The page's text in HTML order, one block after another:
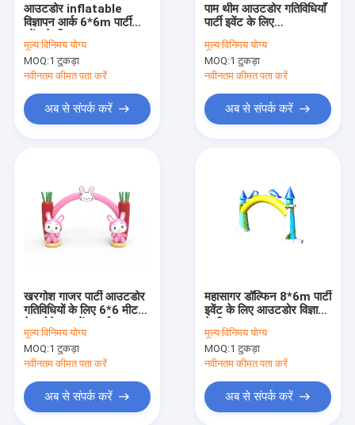
आउटडोर inflatable
विज्ञापन आर्क 6*6m पार्टी
इवेंट के लिए
मूल्य:विनिमय योग्य
MOQ:1 टुकड़ा
नवीनतम कीमत पता करें
अब से संपर्क करें
पाम थीम आउटडोर गतिविधियाँ
पार्टी इवेंट के लिए
inflatable arches
मूल्य:विनिमय योग्य
MOQ:1 टुकड़ा
नवीनतम कीमत पता करें
अब से संपर्क करें
खरगोश गाजर पार्टी आउटडोर
गतिविधियों के लिए 6*6 मीटर
के ब्लोटेबल इवेंट आर्क
मूल्य:विनिमय योग्य
MOQ:1 टुकड़ा
नवीनतम कीमत पता करें
अब से संपर्क करें
महासागर डॉल्फिन 8*6m पार्टी
इवेंट के लिए आउटडोर विज्ञापन
के लिए inflatable
arches
मूल्य:विनिमय योग्य
MOQ:1 टुकड़ा
नवीनतम कीमत पता करें
अब से संपर्क करें